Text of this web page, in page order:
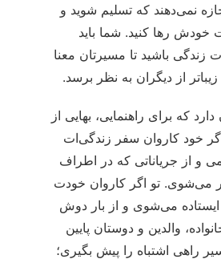
نمی‌دهند که تسلیم شوید و
خودش رها کنید. شما باید
زندگی باشید تا مسیرتان معنا
از دیگران به نظر برسد.
که برای راهنمایی، بهایی از
خود کاروان سفر زندگی‌ات
و از جریاناتی که در اطراف
می‌شوی. تو اگر کاروان خودت
می‌شوی و از بار دوش
والدین و دوستان پایین
راهی اشتباه را پیش بگیری؛